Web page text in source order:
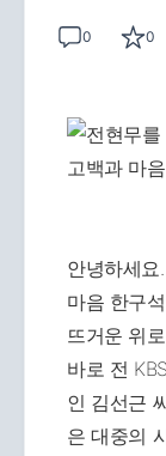
0 0
안녕하세
마음 한구
뜨거운 위
바로 전
인 김선근
은 대중의